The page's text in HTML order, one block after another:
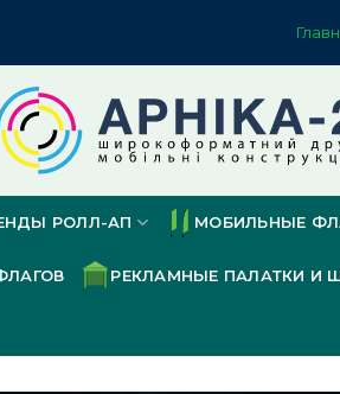
РОЛЛ-АП МОБИЛЬНЫЕ
РЕКЛАМНЫЕ ПАЛАТКИ И